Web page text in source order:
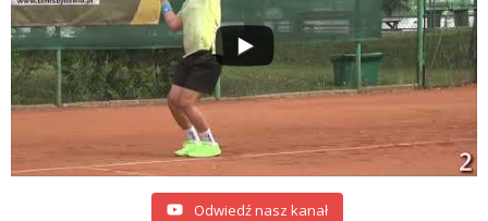
Odwiedź nasz kanał